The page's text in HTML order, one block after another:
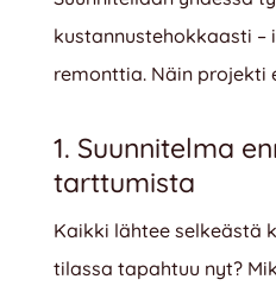
kustannustehokkaasti –
remonttia. Näin projekti
1. Suunnitelma
tarttumista
Kaikki lähtee selkeästä
tilassa tapahtuu nyt?